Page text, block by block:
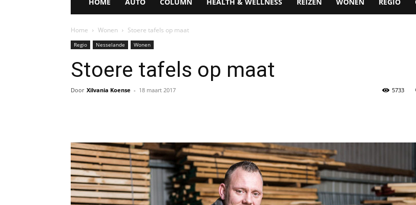
Home Wonen Stoere tafels op maat
Regio Nesselande Wonen
Stoere tafels op maat
Door Xilvania Koense - 18 maart 2017 5733